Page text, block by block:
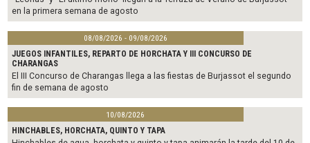
en la primera semana de agosto
08/08/2026 - 09/08/2026
JUEGOS INFANTILES, REPARTO DE HORCHATA Y III CONCURSO DE
CHARANGAS
El III Concurso de Charangas llega a las fiestas de Burjassot el segundo
fin de semana de agosto
10/08/2026
HINCHABLES, HORCHATA, QUINTO Y TAPA